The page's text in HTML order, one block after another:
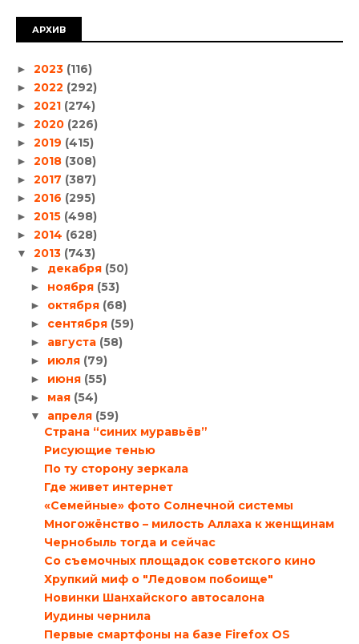
АРХИВ
► 2023 (116)
► 2022 (292)
► 2021 (274)
► 2020 (226)
► 2019 (415)
► 2018 (308)
► 2017 (387)
► 2016 (295)
► 2015 (498)
► 2014 (628)
▼ 2013 (743)
► декабря (50)
► ноября (53)
► октября (68)
► сентября (59)
► августа (58)
► июля (79)
► июня (55)
► мая (54)
▼ апреля (59)
Страна “синих муравьёв”
Рисующие тенью
По ту сторону зеркала
Где живет интернет
«Семейные» фото Солнечной системы
Многожёнство – милость Аллаха к женщинам
Чернобыль тогда и сейчас
Со съемочных площадок советского кино
Хрупкий миф о "Ледовом побоище"
Новинки Шанхайского автосалона
Иудины чернила
Первые смартфоны на базе Firefox OS